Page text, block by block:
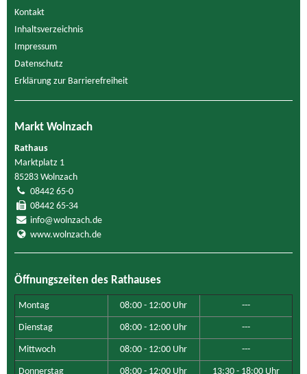
Kontakt
Inhaltsverzeichnis
Impressum
Datenschutz
Erklärung zur Barrierefreiheit
Markt Wolnzach
Rathaus
Marktplatz 1
85283 Wolnzach
08442 65-0
08442 65-34
info@wolnzach.de
www.wolnzach.de
Öffnungszeiten des Rathauses
Montag 08:00 - 12:00 Uhr ---
Dienstag 08:00 - 12:00 Uhr ---
Mittwoch 08:00 - 12:00 Uhr ---
Donnerstag 08:00 - 12:00 Uhr 13:30 - 18:00 Uhr